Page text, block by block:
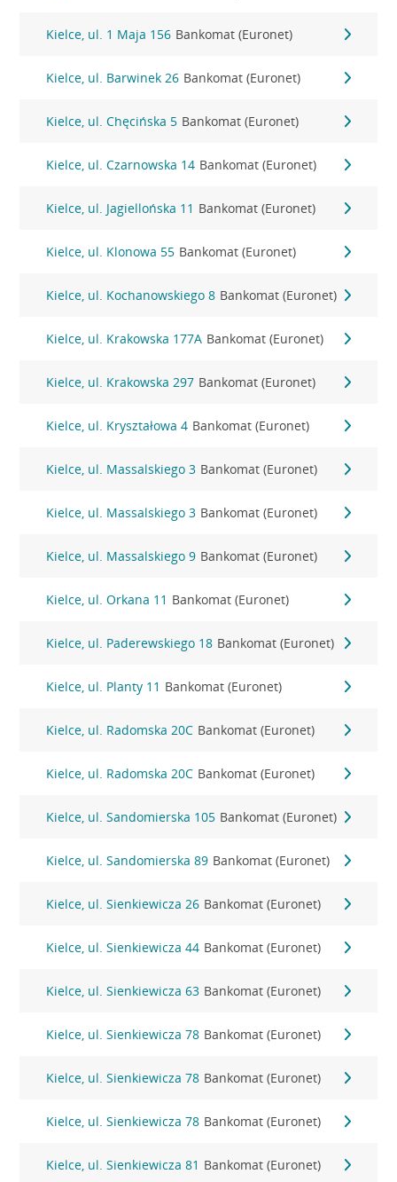
Kielce, ul. 1 Maja 156 Bankomat (Euronet)
Kielce, ul. Barwinek 26 Bankomat (Euronet)
Kielce, ul. Chęcińska 5 Bankomat (Euronet)
Kielce, ul. Czarnowska 14 Bankomat (Euronet)
Kielce, ul. Jagiellońska 11 Bankomat (Euronet)
Kielce, ul. Klonowa 55 Bankomat (Euronet)
Kielce, ul. Kochanowskiego 8 Bankomat (Euronet)
Kielce, ul. Krakowska 177A Bankomat (Euronet)
Kielce, ul. Krakowska 297 Bankomat (Euronet)
Kielce, ul. Kryształowa 4 Bankomat (Euronet)
Kielce, ul. Massalskiego 3 Bankomat (Euronet)
Kielce, ul. Massalskiego 3 Bankomat (Euronet)
Kielce, ul. Massalskiego 9 Bankomat (Euronet)
Kielce, ul. Orkana 11 Bankomat (Euronet)
Kielce, ul. Paderewskiego 18 Bankomat (Euronet)
Kielce, ul. Planty 11 Bankomat (Euronet)
Kielce, ul. Radomska 20C Bankomat (Euronet)
Kielce, ul. Radomska 20C Bankomat (Euronet)
Kielce, ul. Sandomierska 105 Bankomat (Euronet)
Kielce, ul. Sandomierska 89 Bankomat (Euronet)
Kielce, ul. Sienkiewicza 26 Bankomat (Euronet)
Kielce, ul. Sienkiewicza 44 Bankomat (Euronet)
Kielce, ul. Sienkiewicza 63 Bankomat (Euronet)
Kielce, ul. Sienkiewicza 78 Bankomat (Euronet)
Kielce, ul. Sienkiewicza 78 Bankomat (Euronet)
Kielce, ul. Sienkiewicza 78 Bankomat (Euronet)
Kielce, ul. Sienkiewicza 81 Bankomat (Euronet)